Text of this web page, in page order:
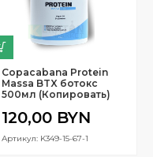
Copacabana Protein
Massa BTX ботокс
500мл (Копировать)
120,00 BYN
Артикул: K349-15-67-1